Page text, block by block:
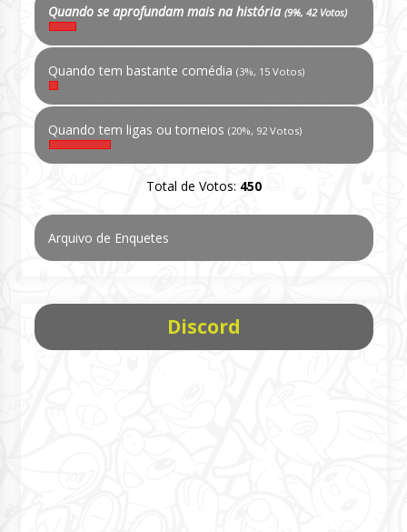
Quando se aprofundam mais na história (9%, 42 Votos)
Quando tem bastante comédia (3%, 15 Votos)
Quando tem ligas ou torneios (20%, 92 Votos)
Total de Votos: 450
Arquivo de Enquetes
Discord